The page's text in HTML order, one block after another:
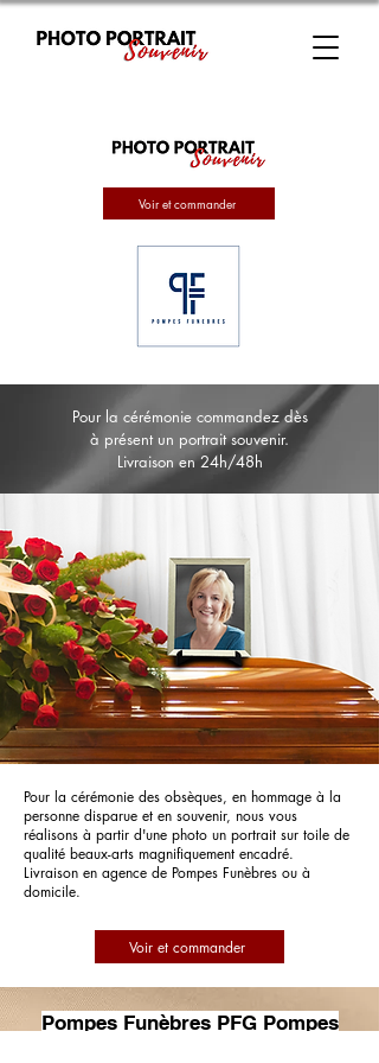
Voir et commander
Pour la cérémonie commandez dès
à présent un portrait souvenir.
Livraison en 24h/48h
Pour la cérémonie des obsèques, en hommage à la
personne disparue et en souvenir, nous vous
réalisons à partir d'une photo un portrait sur toile de
qualité beaux-arts magnifiquement encadré.
Livraison en agence de Pompes Funèbres ou à
domicile.
Voir et commander
Pompes Funèbres PFG Pompes